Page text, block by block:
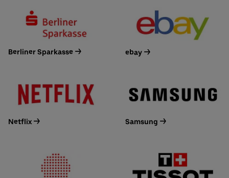
Berliner Sparkasse -> ebay ->
Netflix -> Samsung ->